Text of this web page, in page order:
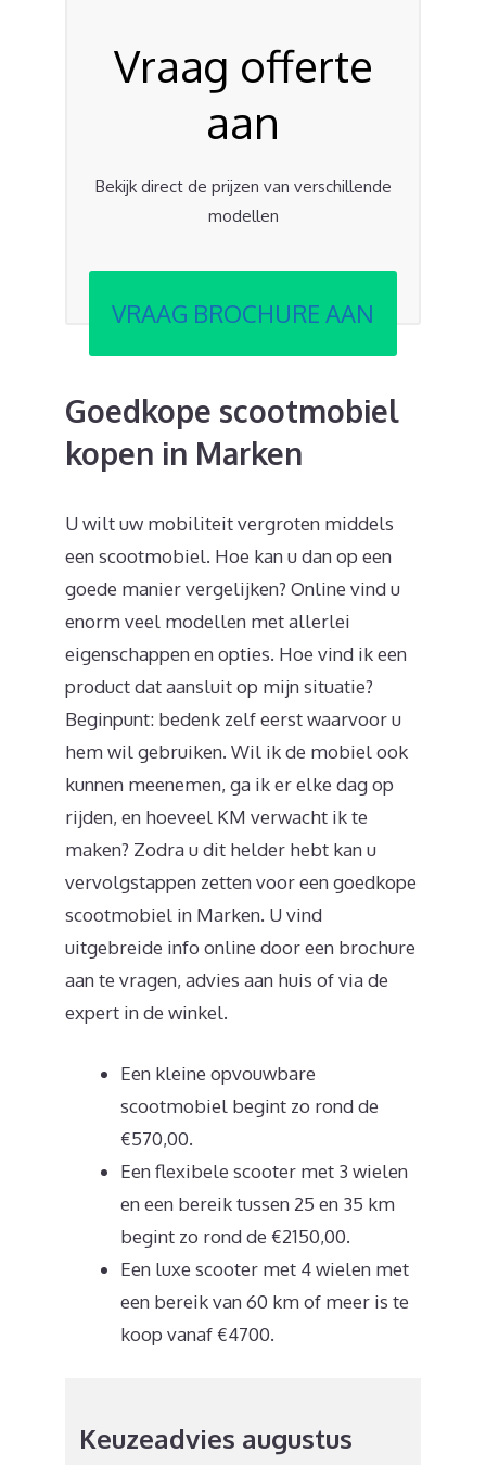
Vraag offerte
aan
Bekijk direct de prijzen van verschillende
modellen
VRAAG BROCHURE AAN
Goedkope scootmobiel
kopen in Marken
U wilt uw mobiliteit vergroten middels
een scootmobiel. Hoe kan u dan op een
goede manier vergelijken? Online vind u
enorm veel modellen met allerlei
eigenschappen en opties. Hoe vind ik een
product dat aansluit op mijn situatie?
Beginpunt: bedenk zelf eerst waarvoor u
hem wil gebruiken. Wil ik de mobiel ook
kunnen meenemen, ga ik er elke dag op
rijden, en hoeveel KM verwacht ik te
maken? Zodra u dit helder hebt kan u
vervolgstappen zetten voor een goedkope
scootmobiel in Marken. U vind
uitgebreide info online door een brochure
aan te vragen, advies aan huis of via de
expert in de winkel.
Een kleine opvouwbare
scootmobiel begint zo rond de
€570,00.
Een flexibele scooter met 3 wielen
en een bereik tussen 25 en 35 km
begint zo rond de €2150,00.
Een luxe scooter met 4 wielen met
een bereik van 60 km of meer is te
koop vanaf €4700.
Keuzeadvies augustus